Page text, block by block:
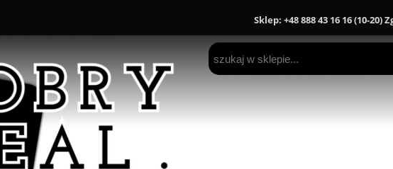
Sklep: +48 888 43 16 16 (10-